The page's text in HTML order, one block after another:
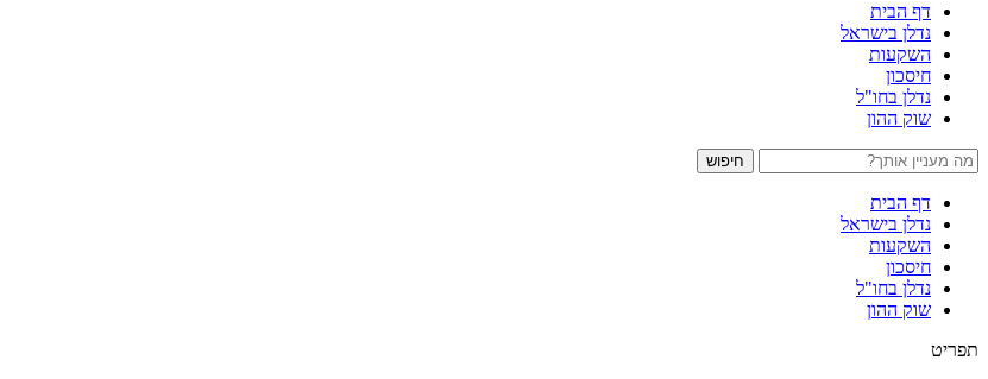
דף הבית
נדלן בישראל
השקעות
חיסכון
נדלן בחו"ל
שוק ההון
חיפוש
דף הבית
נדלן בישראל
השקעות
חיסכון
נדלן בחו"ל
שוק ההון
תפריט